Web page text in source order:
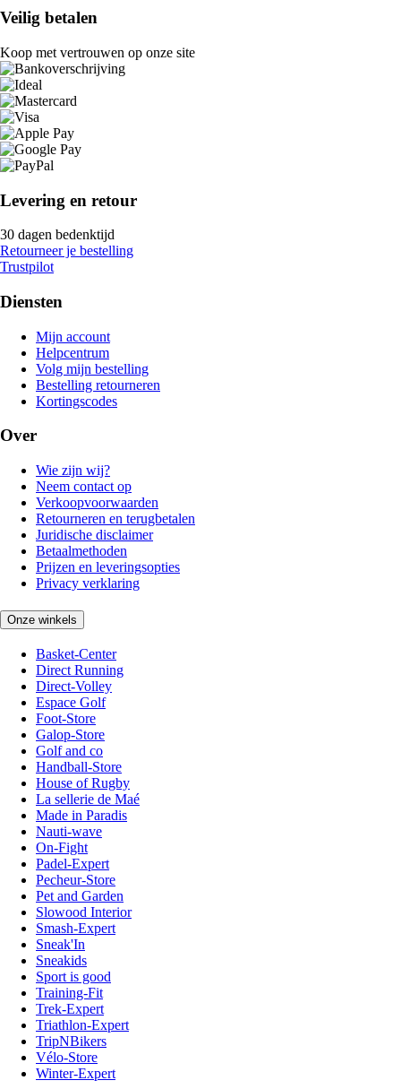
Veilig betalen
Koop met vertrouwen op onze site
Levering en retour
30 dagen bedenktijd
Retourneer je bestelling
Trustpilot
Diensten
Mijn account
Helpcentrum
Volg mijn bestelling
Bestelling retourneren
Kortingscodes
Over
Wie zijn wij?
Neem contact op
Verkoopvoorwaarden
Retourneren en terugbetalen
Juridische disclaimer
Betaalmethoden
Prijzen en leveringsopties
Privacy verklaring
Onze winkels
Basket-Center
Direct Running
Direct-Volley
Espace Golf
Foot-Store
Galop-Store
Golf and co
Handball-Store
House of Rugby
La sellerie de Maé
Made in Paradis
Nauti-wave
On-Fight
Padel-Expert
Pecheur-Store
Pet and Garden
Slowood Interior
Smash-Expert
Sneak'In
Sneakids
Sport is good
Training-Fit
Trek-Expert
Triathlon-Expert
TripNBikers
Vélo-Store
Winter-Expert